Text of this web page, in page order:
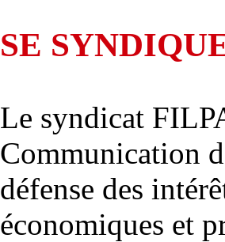
SE
Le syndicat
Communication
défense des
économiques et